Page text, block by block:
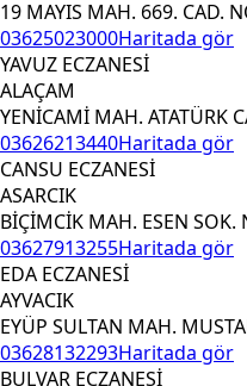
19 MAYIS MAH. 669. CAD.
03625023000Haritada gör
YAVUZ ECZANESİ
ALAÇAM
YENİCAMİ MAH. ATATÜRK
03626213440Haritada gör
CANSU ECZANESİ
ASARCIK
BİÇİMCİK MAH. ESEN SOK.
03627913255Haritada gör
EDA ECZANESİ
AYVACIK
EYÜP SULTAN MAH.
03628132293Haritada gör
BULVAR ECZANESİ